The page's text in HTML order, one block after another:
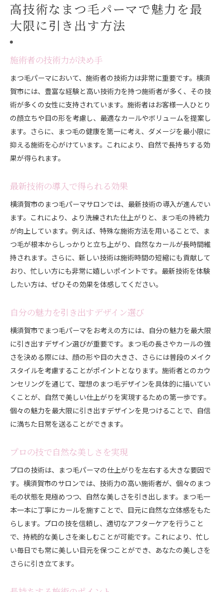
高技術なまつ毛パーマで魅力を最
大限に引き出す方法
施術者の技術力が決め手
まつ毛パーマにおいて、施術者の技術力は非常に重要です。横須
賀市には、豊富な経験と高い技術力を持つ施術者が多く、その技
術が多くの女性に支持されています。施術者はお客様一人ひとり
の顔立ちや目の形を考慮し、最適なカールやボリュームを提案し
ます。さらに、まつ毛の健康を第一に考え、ダメージを最小限に
抑える施術を心がけています。これにより、自然で長持ちする効
果が得られます。
最新技術の導入で得られる効果
横須賀市のまつ毛パーマサロンでは、最新技術の導入が進んでい
ます。これにより、より洗練された仕上がりと、まつ毛の持続力
が向上しています。例えば、特殊な施術方法を用いることで、ま
つ毛が根本からしっかりと立ち上がり、自然なカールが長時間維
持されます。さらに、新しい技術は施術時間の短縮にも貢献して
おり、忙しい方にも非常に嬉しいポイントです。最新技術を体験
したい方は、ぜひその効果を体感してください。
自分の魅力を引き出すデザイン選び
横須賀市でまつ毛パーマをお考えの方には、自分の魅力を最大限
に引き出すデザイン選びが重要です。まつ毛の長さやカールの強
さを決める際には、顔の形や目の大きさ、さらには普段のメイク
スタイルを考慮することがポイントとなります。施術者とのカウ
ンセリングを通じて、理想のまつ毛デザインを具体的に描いてい
くことが、自然で美しい仕上がりを実現するための第一歩です。
個々の魅力を最大限に引き出すデザインを見つけることで、自信
に満ちた日常を送ることができます。
プロの技で自然な美しさを実現
プロの技術は、まつ毛パーマの仕上がりを左右する大きな要因で
す。横須賀市のサロンでは、技術力の高い施術者が、個々のまつ
毛の状態を見極めつつ、自然な美しさを引き出します。まつ毛一
本一本に丁寧にカールを施すことで、目元に自然な立体感をもた
らします。プロの技を信頼し、適切なアフターケアを行うこと
で、持続的な美しさを楽しむことが可能です。これにより、忙し
い毎日でも常に美しい目元を保つことができ、あなたの美しさを
さらに引き立てます。